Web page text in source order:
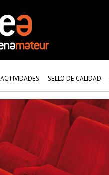
ACTIVIDADES SELLO DE CALIDAD